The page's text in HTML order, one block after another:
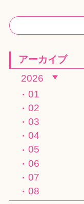
アーカイブ
2026
01
02
03
04
05
06
07
08